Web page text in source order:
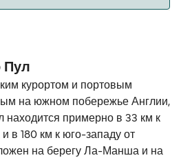
Пул
курортом и портовым
на южном побережье Англии,
находится примерно в 33 км к
в 180 км к юго-западу от
на берегу Ла-Манша и на